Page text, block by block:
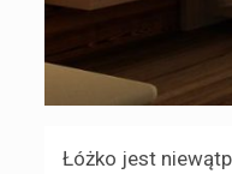
Łóżko jest